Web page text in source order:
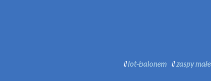
#lot-balonem #zaspy małe